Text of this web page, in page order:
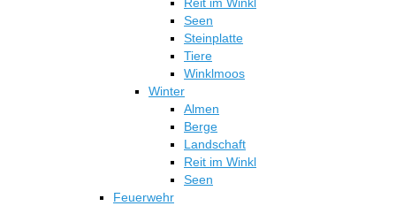
Seen
Steinplatte
Tiere
Winklmoos
Winter
Almen
Berge
Landschaft
Reit im Winkl
Seen
Feuerwehr